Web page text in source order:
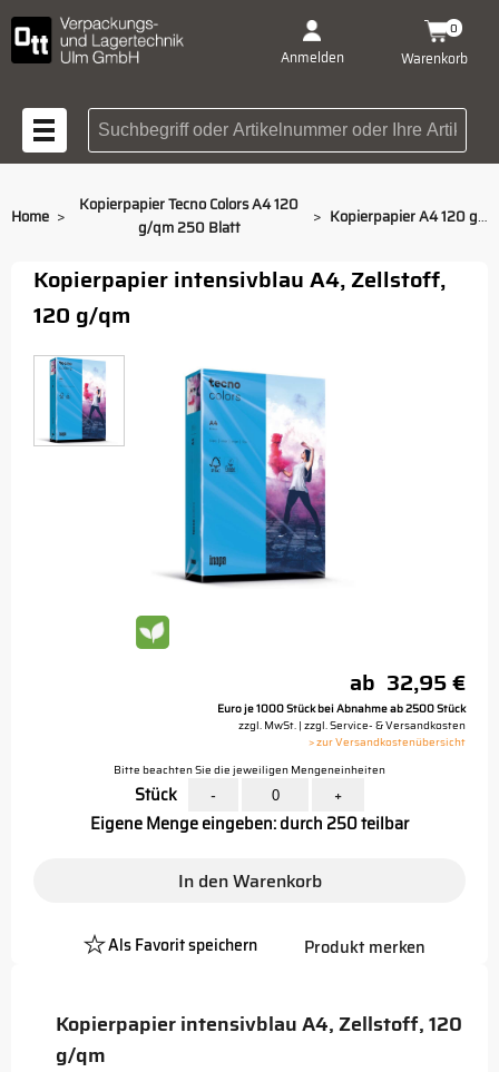
Anmelden Warenkorb
0
Suchbegriff oder
Home >
Kopierpapier Tecno Colors A4 120
g/qm 250 Blatt
> Kopierpapier A4 120 g/qm intensivblau
Kopierpapier intensivblau A4, Zellstoff, 120
g/qm
Kopierpapier intensivblau A4, Zellstoff,
120 g/qm
ab 32,95 €
Euro je 1000 Stück bei Abnahme ab 2500 Stück
zzgl. MwSt. | zzgl. Service- & Versandkosten
> zur Versandkostenübersicht
Bitte beachten Sie die jeweiligen Mengeneinheiten
Stück - +
Eigene Menge eingeben: durch 250 teilbar
In den Warenkorb
Als Favorit speichern
Platzhalter
Produkt merken